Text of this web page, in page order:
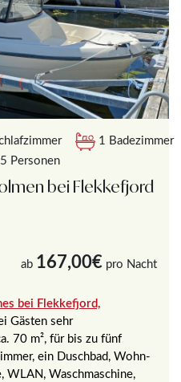
1 Badezimmer
Personen
bei Flekkefjord
ab 167,00€ pro Nacht
bei Flekkefjord,
Gästen sehr
70 m², für bis zu fünf
ein Duschbad, Wohn-
WLAN, Waschmaschine,